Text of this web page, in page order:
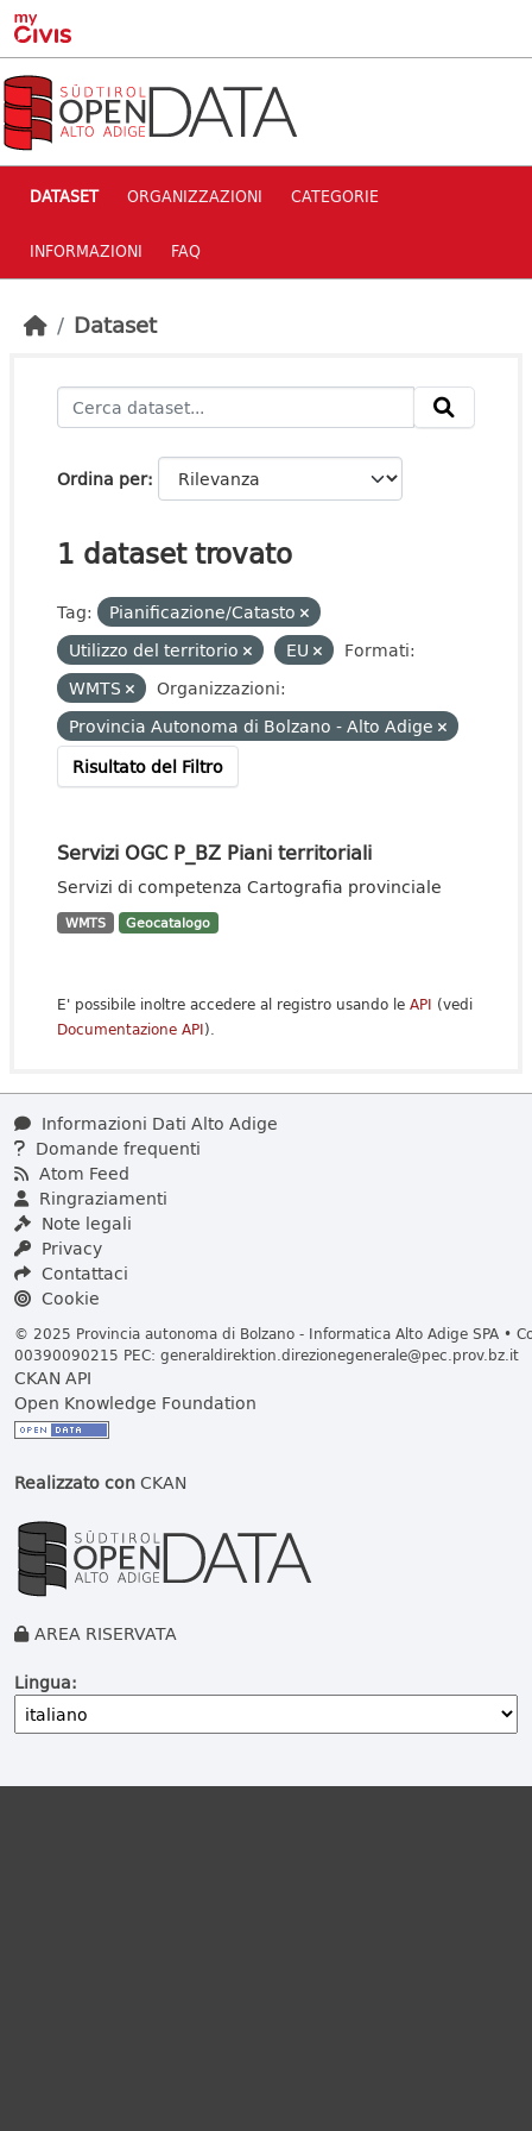
Skip to main content
DATASET ORGANIZZAZIONI CATEGORIE
INFORMAZIONI FAQ
Dataset
Ordina per
1 dataset trovato
Tag:
Pianificazione/Catasto
Utilizzo del territorio
EU
Formati:
WMTS
Organizzazioni:
Provincia Autonoma di Bolzano - Alto Adige
Risultato del Filtro
Servizi OGC P_BZ Piani territoriali
Servizi di competenza Cartografia provinciale
WMTS Geocatalogo
E' possibile inoltre accedere al registro usando le API (vedi
Documentazione API).
Informazioni Dati Alto Adige
Domande frequenti
Atom Feed
Ringraziamenti
Note legali
Privacy
Contattaci
Cookie
© 2025 Provincia autonoma di Bolzano - Informatica Alto Adige SPA •
00390090215 PEC: generaldirektion.direzionegenerale@pec.prov.bz.it
CKAN API
Open Knowledge Foundation
Realizzato conCKAN
AREA RISERVATA
Lingua